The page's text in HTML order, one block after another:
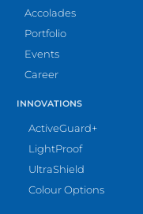
Accolades
Portfolio
Events
Career
INNOVATIONS
ActiveGuard+
LightProof
UltraShield
Colour Options